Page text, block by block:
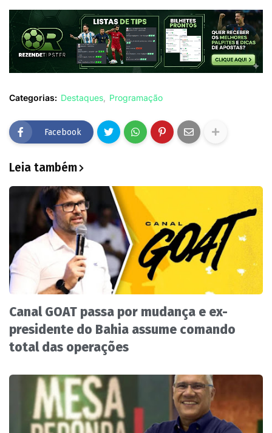
Categorias: Destaques Programação
Facebook
Leia também
Canal GOAT passa por mudança e ex-
presidente do Bahia assume comando
total das operações